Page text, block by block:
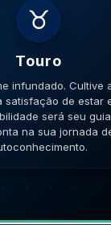
♊
Gemeos
nas
novos
Sua comunicação
passo conta na
e autoconhecimento.